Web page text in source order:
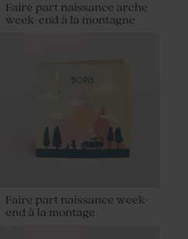
Faire part naissance arche
week-end à la montagne
Faire part naissance week-
end à la montage